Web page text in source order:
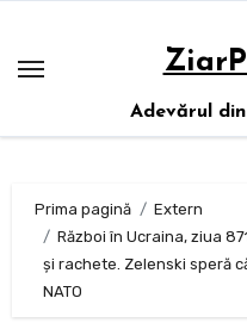
conținut
Adevărul
Prima pagină
Extern
Război în Ucraina, ziua
și rachete. Zelenski speră
NATO